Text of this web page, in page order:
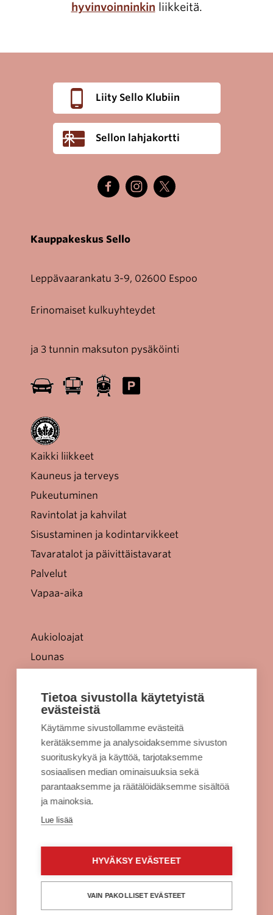
hyvinvoinninkin liikkeitä.
Liity Sello Klubiin
Sellon lahjakortti
Kauppakeskus Sello
Leppävaarankatu 3-9, 02600 Espoo
Erinomaiset kulkuyhteydet
ja 3 tunnin maksuton pysäköinti
Kaikki liikkeet
Kauneus ja terveys
Pukeutuminen
Ravintolat ja kahvilat
Sisustaminen ja kodintarvikkeet
Tavaratalot ja päivittäistavarat
Palvelut
Vapaa-aika
Aukioloajat
Lounas
Jellonaparkki lapsille
Kulkuyhteydet
Rekisteriseloste
Evästeet
Sellon intra
Alko Espoo
Citymarket Espoo
Clas Ohlson Espoo
Fuku Supreme Espoo
Tietoa sivustolla käytetyistä
evästeistä
Käytämme sivustollamme evästeitä
kerätäksemme ja analysoidaksemme sivuston
suorituskykyä ja käyttöä, tarjotaksemme
sosiaalisen median ominaisuuksia sekä
parantaaksemme ja räätälöidäksemme sisältöä
ja mainoksia.
Lue lisää
HYVÄKSY EVÄSTEET
VAIN PAKOLLISET EVÄSTEET